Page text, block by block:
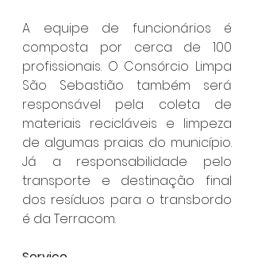
A equipe de funcionários é
composta por cerca de 100
profissionais. O Consórcio Limpa
São Sebastião também será
responsável pela coleta de
materiais recicláveis e limpeza
de algumas praias do município.
Já a responsabilidade pelo
transporte e destinação final
dos resíduos para o transbordo
é da Terracom.
Serviço